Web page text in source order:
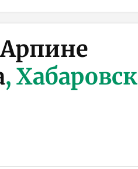
, Хабаровск